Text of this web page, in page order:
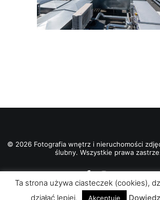
© 2026 Fotografia wnętrz i nieruchomości
ślubny. Wszystkie prawa
Ta strona używa ciasteczek (cookies),
działać lepiej.
Akceptuje